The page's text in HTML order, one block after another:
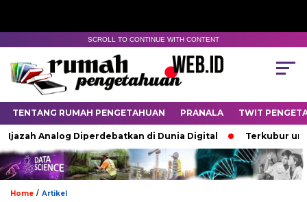
SCROLL TO CONTINUE WITH CONTENT
TENTANG RUMAH PENGETAHUAN PRANALA TWIT
Analog Diperdebatkan di Dunia Digital Terkubur
Home / Artikel